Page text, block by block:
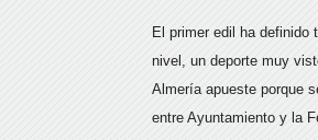
El primer edil ha definido
nivel, un deporte muy
Almería apueste porque
entre Ayuntamiento y la